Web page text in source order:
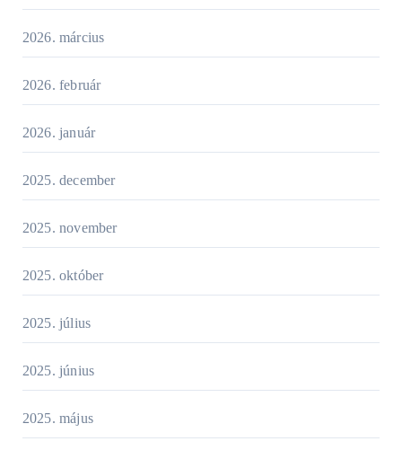
2026. március
2026. február
2026. január
2025. december
2025. november
2025. október
2025. július
2025. június
2025. május